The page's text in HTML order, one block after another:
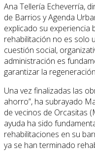
Ana Tellería Echeverría,
de Barrios y Agenda
explicado su experiencia
rehabilitación no es solo
cuestión social,
administración es
garantizar la
Una vez finalizadas las
ahorro”, ha subrayado
de vecinos de Orcasitas
ayuda ha sido
rehabilitaciones en su
ya se han terminado